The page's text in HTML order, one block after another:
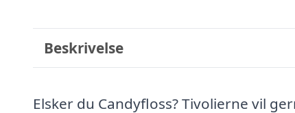
Beskrivelse
Elsker du Candyfloss? Tivolierne vil